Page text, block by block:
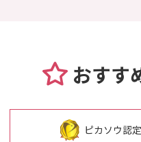
おすす
ピカソウ認